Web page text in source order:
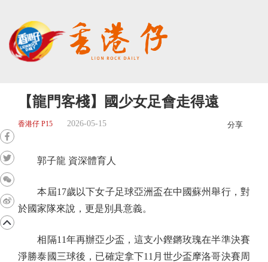
【龍門客棧】國少女足會走得遠
香港仔 P15 2026-05-15 分享
郭子龍 資深體育人
本屆17歲以下女子足球亞洲盃在中國蘇州舉行，對
於國家隊來說，更是別具意義。
相隔11年再辦亞少盃，這支小鏗鏘玫瑰在半準決賽
淨勝泰國三球後，已確定拿下11月世少盃摩洛哥決賽周